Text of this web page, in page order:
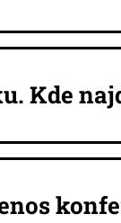
Kde